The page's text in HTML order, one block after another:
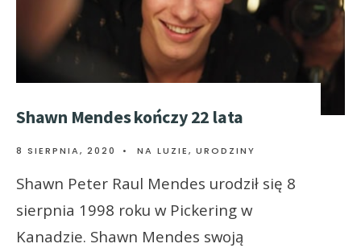
Shawn Mendes kończy 22 lata
8 SIERPNIA, 2020 • NA LUZIE, URODZINY
Shawn Peter Raul Mendes urodził się 8
sierpnia 1998 roku w Pickering w
Kanadzie. Shawn Mendes swoją